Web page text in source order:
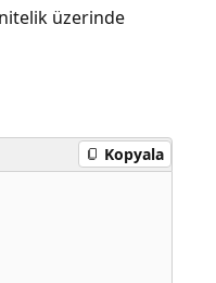
üzerinde
Kopyala